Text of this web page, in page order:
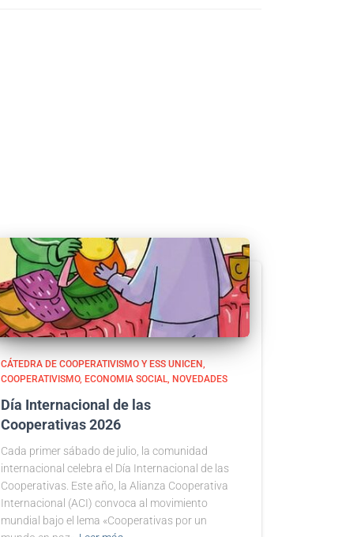
CÁTEDRA DE COOPERATIVISMO Y ESS UNICEN
COOPERATIVISMO ECONOMIA SOCIAL NOVEDADES
Día Internacional de las
Cooperativas 2026
Cada primer sábado de julio, la comunidad
internacional celebra el Día Internacional de las
Cooperativas. Este año, la Alianza Cooperativa
Internacional (ACI) convoca al movimiento
mundial bajo el lema «Cooperativas por un